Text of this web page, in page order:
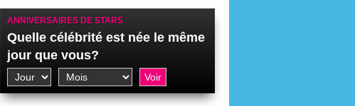
ANNIVERSAIRES DE STARS
Quelle célébrité est née le même
jour que vous?